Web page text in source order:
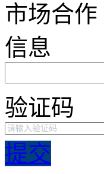
市场合作
信息
验证码
提交